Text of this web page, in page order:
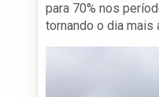
para 70% nos
tornando o dia mais